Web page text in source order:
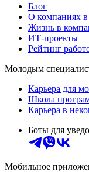
Блог
О компаниях
Жизнь в
ИТ-проекты
Рейтинг
Молодым
Карьера для
Школа
Карьера в
Боты для
Мобильное